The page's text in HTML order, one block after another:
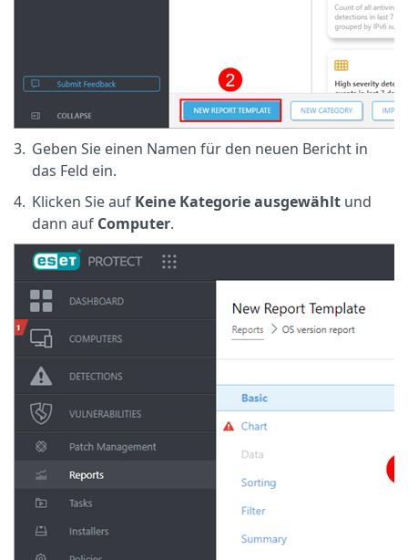
3. Geben Sie einen Namen für den neuen Bericht in
das Feld ein.
4. Klicken Sie auf Keine Kategorie ausgewählt und
dann auf Computer.